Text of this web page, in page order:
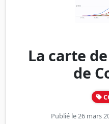
La carte
de
Publié le 26 mars